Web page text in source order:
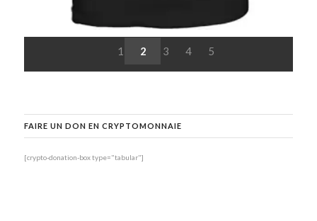
1 2 3 4 5
FAIRE UN DON EN CRYPTOMONNAIE
[crypto-donation-box type="tabular"]